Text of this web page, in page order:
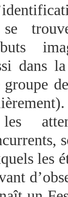
dans
les
les